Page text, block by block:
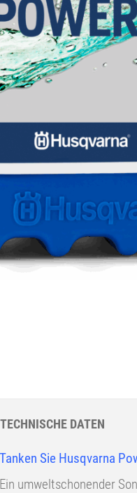
TECHNISCHE DATEN
Tanken Sie Husqvarna
Ein umweltschonender